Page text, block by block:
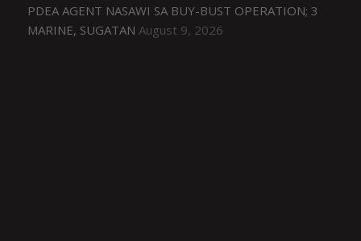
PDEA AGENT NASAWI SA BUY-BUST OPERATION; 3
MARINE, SUGATAN August 9, 2026